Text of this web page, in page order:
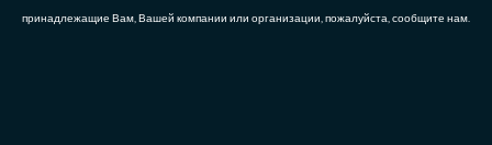
принадлежащие Вам, Вашей компании или организации, пожалуйста, сообщите нам.